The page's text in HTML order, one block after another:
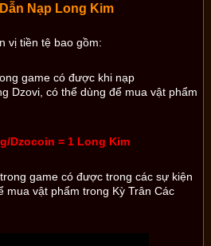
Nạp Long Kim
vị tiền tệ bao gồm:
game có được khi nạp
Dzovi, có thể dùng để mua vật phẩm
Dzocoin = 1 Long Kim
game có được trong các sự kiện
mua vật phẩm trong Kỳ Trân Các